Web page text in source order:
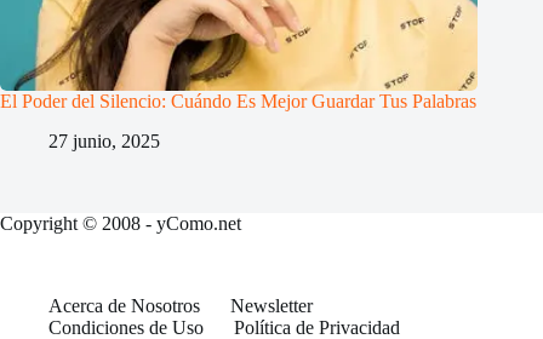
El Poder del Silencio: Cuándo Es Mejor Guardar Tus Palabras
27 junio, 2025
Copyright © 2008 - yComo.net
Acerca de Nosotros
Newsletter
Condiciones de Uso
Política de Privacidad